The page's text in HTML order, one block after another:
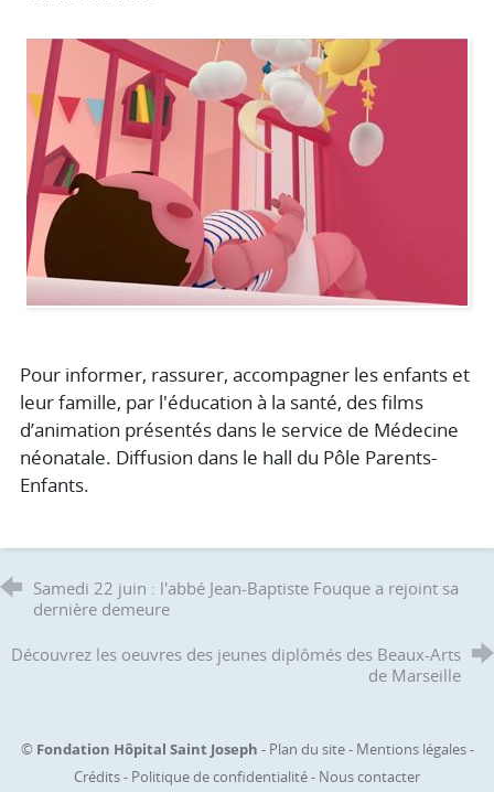
Pour informer, rassurer, accompagner les enfants et
leur famille, par l'éducation à la santé, des films
d’animation présentés dans le service de Médecine
néonatale. Diffusion dans le hall du Pôle Parents-
Enfants.
Samedi 22 juin : l'abbé Jean-Baptiste Fouque a rejoint sa
dernière demeure
Découvrez les oeuvres des jeunes diplômés des Beaux-Arts
de Marseille
© Fondation Hôpital Saint Joseph - Plan du site- Mentions légales-
Crédits- Politique de confidentialité- Nous contacter